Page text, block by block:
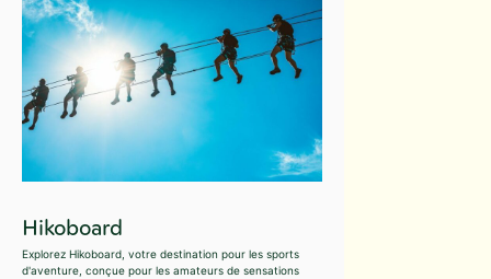
Hikoboard
Explorez Hikoboard, votre destination pour les sports
d'aventure, conçue pour les amateurs de sensations